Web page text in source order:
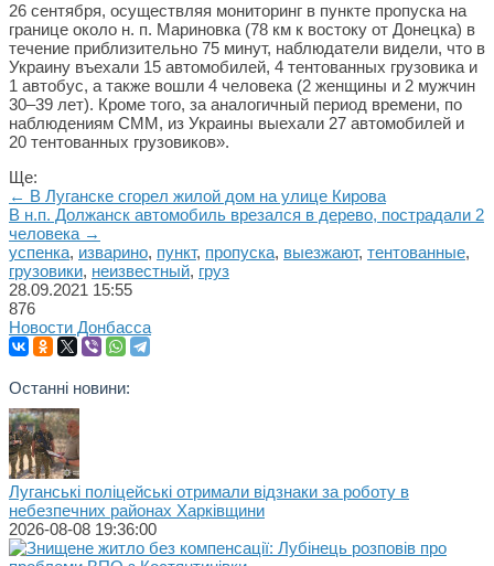
26 сентября, осуществляя мониторинг в пункте пропуска на
границе около н. п. Мариновка (78 км к востоку от Донецка) в
течение приблизительно 75 минут, наблюдатели видели, что в
Украину въехали 15 автомобилей, 4 тентованных грузовика и
1 автобус, а также вошли 4 человека (2 женщины и 2 мужчин
30–39 лет). Кроме того, за аналогичный период времени, по
наблюдениям СММ, из Украины выехали 27 автомобилей и
20 тентованных грузовиков».
Ще:
← В Луганске сгорел жилой дом на улице Кирова
В н.п. Должанск автомобиль врезался в дерево, пострадали 2
человека →
успенка, изварино, пункт, пропуска, выезжают, тентованные,
грузовики, неизвестный, груз
28.09.2021 15:55
876
Новости Донбасса
Останні новини:
Луганські поліцейські отримали відзнаки за роботу в
небезпечних районах Харківщини
2026-08-08 19:36:00